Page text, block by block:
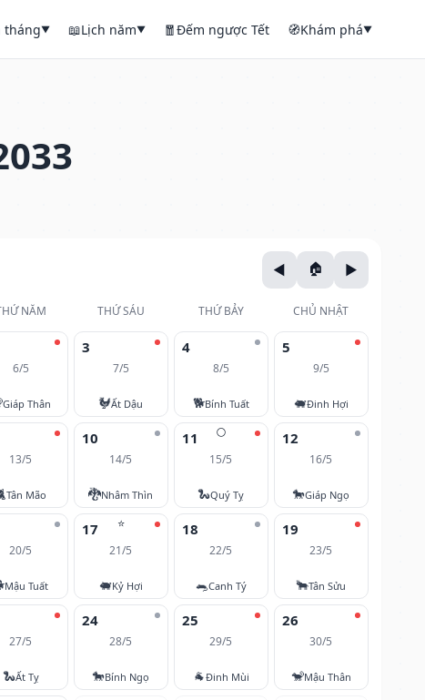
tháng▼ 📖Lịch năm▼ 🧧Đếm ngược Tết 🧭Khám phá▼
NĂM THỨ SÁU THỨ BẢY CHỦ NHẬT
6/5
Giáp Thân
3
7/5
🐓Ất Dậu
4
8/5
🐕Bính Tuất
5
9/5
🐖Đinh Hợi
13/5
Tân Mão
10
14/5
🐉Nhâm Thìn
🌕
11
15/5
🐍Quý Tỵ
12
16/5
🐎Giáp Ngọ
20/5
Mậu Tuất
⭐
17
21/5
🐖Kỷ Hợi
18
22/5
🐀Canh Tý
19
23/5
🐂Tân Sửu
27/5
🐍Ất Tỵ
24
28/5
🐎Bính Ngọ
25
29/5
🐐Đinh Mùi
26
30/5
🐒Mậu Thân